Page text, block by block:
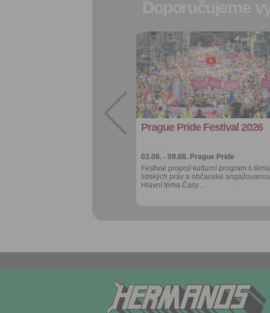
Prague Pride Festival 2026
03.08. - 09.08. Prague Pride
Festival propojí kulturní program s
lidských práv a občanské
Hlavní téma Časy…
Přidat do
oblíbených
Sdílet:
Facebook
export do
kalendáře
Více výhod pro